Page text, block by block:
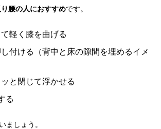
り腰の人におすすめです。
軽く膝を曲げる
付ける（背中と床の隙間を埋めるイメ
と閉じて浮かせる
る
ましょう。